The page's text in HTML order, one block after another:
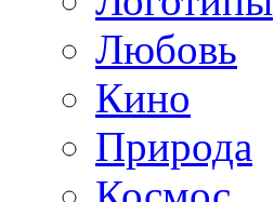
Любовь
Кино
Природа